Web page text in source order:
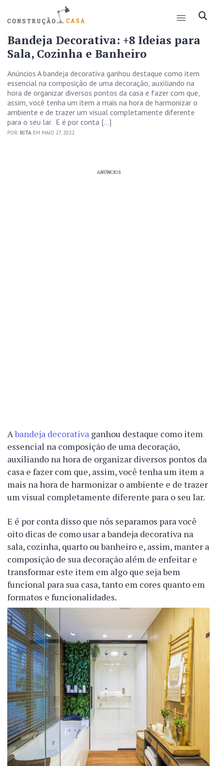
Bandeja Decorativa: +8 Ideias para
Sala, Cozinha e Banheiro
Anúncios A bandeja decorativa ganhou destaque como item
essencial na composição de uma decoração, auxiliando na
hora de organizar diversos pontos da casa e fazer com que,
assim, você tenha um item a mais na hora de harmonizar o
ambiente e de trazer um visual completamente diferente
para o seu lar. E é por conta […]
POR: RITA EM MAIO 27, 2022
ANÚNCIOS
Abandeja decorativa ganhou destaque como item
essencial na composição de uma decoração,
auxiliando na hora de organizar diversos pontos da
casa e fazer com que, assim, você tenha um item a
mais na hora de harmonizar o ambiente e de trazer
um visual completamente diferente para o seu lar.
E é por conta disso que nós separamos para você
oito dicas de como usar a bandeja decorativa na
sala, cozinha, quarto ou banheiro e, assim, manter a
composição de sua decoração além de enfeitar e
transformar este item em algo que seja bem
funcional para sua casa, tanto em cores quanto em
formatos e funcionalidades.